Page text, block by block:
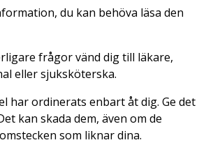
du kan behöva läsa den
frågor vänd dig till läkare,
eller sjuksköterska.
har ordinerats enbart åt dig. Ge det
kan skada dem, även om de
som liknar dina.